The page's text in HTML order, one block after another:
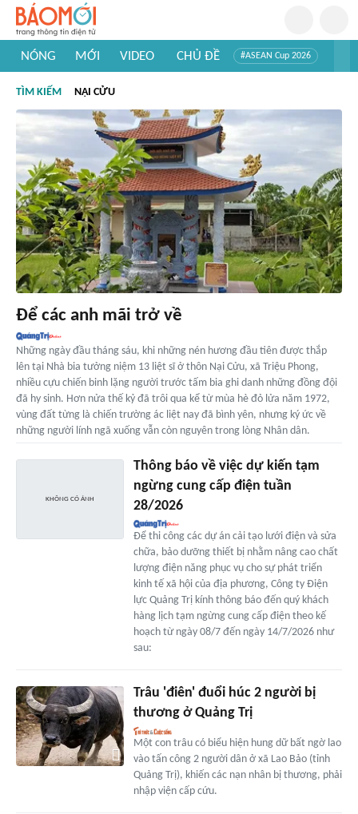
NÓNG MỚI VIDEO CHỦ ĐỀ #ASEAN Cup 2026
#Khám phá thế giới
TÌM KIẾM NẠI CỬU
Để các anh mãi trở về
Những ngày đầu tháng sáu, khi những nén hương đầu tiên được thắp
lên tại Nhà bia tưởng niệm 13 liệt sĩ ở thôn Nại Cửu, xã Triệu Phong,
nhiều cựu chiến binh lặng người trước tấm bia ghi danh những đồng đội
đã hy sinh. Hơn nửa thế kỷ đã trôi qua kể từ mùa hè đỏ lửa năm 1972,
vùng đất từng là chiến trường ác liệt nay đã bình yên, nhưng ký ức về
những người lính ngã xuống vẫn còn nguyên trong lòng Nhân dân.
Thông báo về việc dự kiến tạm
ngừng cung cấp điện tuần
28/2026
Để thi công các dự án cải tạo lưới điện và sửa
chữa, bảo dưỡng thiết bị nhằm nâng cao chất
lượng điện năng phục vụ cho sự phát triển
kinh tế xã hội của địa phương, Công ty Điện
lực Quảng Trị kính thông báo đến quý khách
hàng lịch tạm ngừng cung cấp điện theo kế
hoạch từ ngày 08/7 đến ngày 14/7/2026 như
sau:
Trâu 'điên' đuổi húc 2 người bị
thương ở Quảng Trị
Một con trâu có biểu hiện hung dữ bất ngờ lao
vào tấn công 2 người dân ở xã Lao Bảo (tỉnh
Quảng Trị), khiến các nạn nhân bị thương, phải
nhập viện cấp cứu.